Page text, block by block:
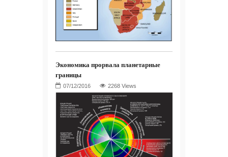
Экономика прорвала планетарные
границы
2268 Views